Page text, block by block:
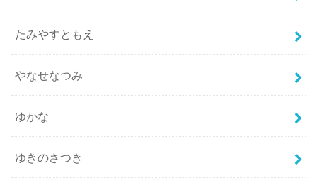
たみやすともえ
やなせなつみ
ゆかな
ゆきのさつき